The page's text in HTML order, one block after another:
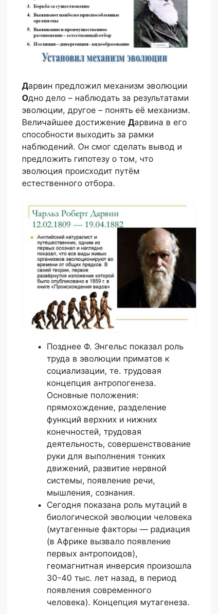
Дарвин предложил механизм эволюции
Одно дело – наблюдать за результатами
эволюции, другое – понять её механизм.
Величайшее достижение Дарвина в его
способности выходить за рамки
наблюдений. Он смог сделать вывод и
предложить гипотезу о том, что
эволюция происходит путём
естественного отбора.
Позднее Ф. Энгельс показал роль
труда в эволюции приматов к
социализации, те. трудовая
концепция антропогенеза.
Основные положения:
прямохождение, разделение
функций верхних и нижних
конечностей, трудовая
деятельность, совершенствование
руки для выполнения тонких
движений, развитие нервной
системы, появление речи,
мышления, сознания.
Сегодня показана роль мутаций в
биологической эволюции человека
(мутагенные факторы — радиация
(в Африке вызвало появление
первых антропоидов),
геомагнитная инверсия произошла
30-40 тыс. лет назад, в период
появления современного
человека). Концепция мутагенеза.